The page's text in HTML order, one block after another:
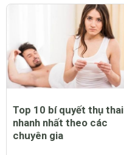
Top 10 bí quyết thụ thai
nhanh nhất theo các
chuyên gia